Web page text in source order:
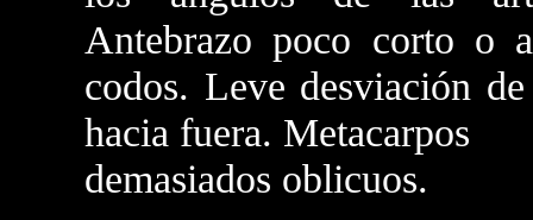
Antebrazo poco corto o
codos. Leve desviación
hacia fuera. Metacarpos
demasiados oblicuos.